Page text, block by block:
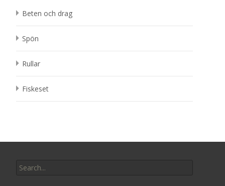
Beten och drag
Spön
Rullar
Fiskeset
for: